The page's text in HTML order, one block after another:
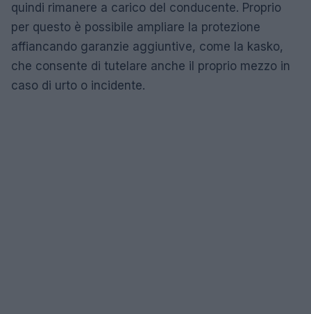
quindi rimanere a carico del conducente. Proprio
per questo è possibile ampliare la protezione
affiancando garanzie aggiuntive, come la kasko,
che consente di tutelare anche il proprio mezzo in
caso di urto o incidente.